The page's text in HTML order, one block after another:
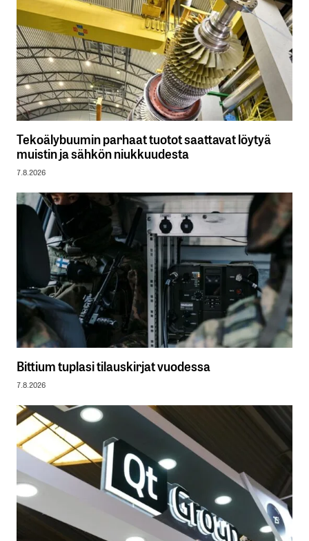
Tekoälybuumin parhaat tuotot saattavat löytyä
muistin ja sähkön niukkuudesta
7.8.2026
Bittium tuplasi tilauskirjat vuodessa
7.8.2026